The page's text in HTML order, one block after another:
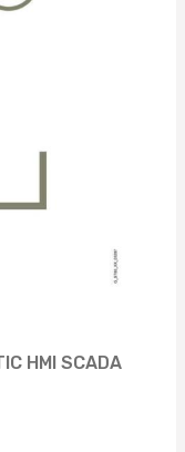
HMI SCADA